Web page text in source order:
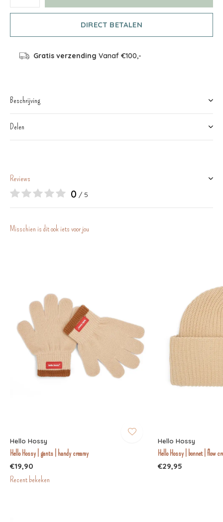
DIRECT BETALEN
Gratis verzending Vanaf €100,-
Beschrijving
Delen
Reviews
0 / 5
Misschien is dit ook iets voor jou
Hello Hossy
Hello Hossy | gants | handy creamy
€19,90
Hello Hossy
Hello Hossy | bonnet | flow
€29,95
Recent bekeken